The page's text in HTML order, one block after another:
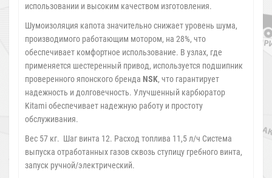
использовании и высоким качеством изготовления.
Шумоизоляция капота значительно снижает уровень шума,
производимого работающим мотором, на 28%, что
обеспечивает комфортное использование. В узлах, где
применяется шестеренный привод, используется подшипник
проверенного японского бренда NSK, что гарантирует
надежность и долговечность. Улучшенный карбюратор
Kitami обеспечивает надежную работу и простоту
обслуживания.
Вес 57 кг. Шаг винта 12. Расход топлива 11,5 л/ч Система
выпуска отработанных газов сквозь ступицу гребного винта,
запуск ручной/электрический.